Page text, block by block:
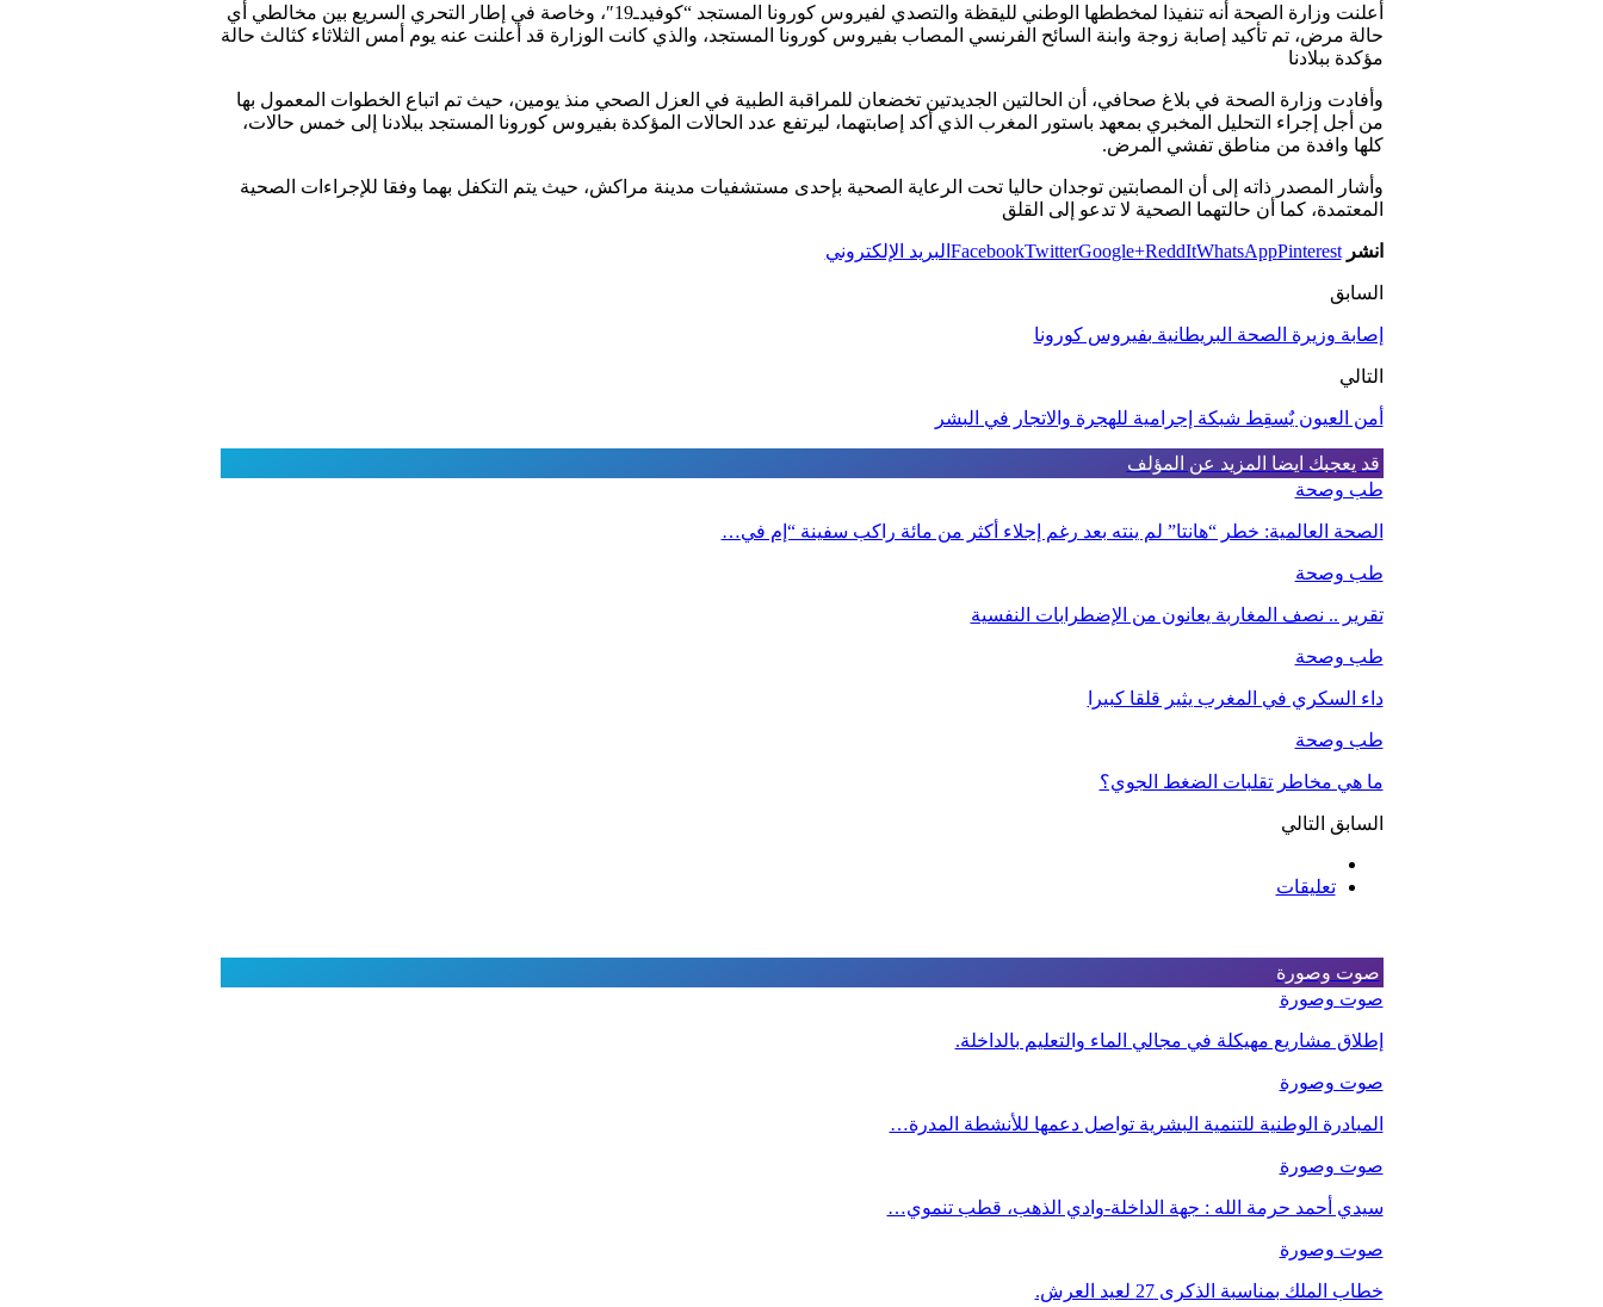
أعلنت وزارة الصحة أنه تنفيذا لمخططها الوطني لليقظة والتصدي لفيروس كورونا المستجد “كوفيدـ19″، وخاصة في إطار التحري السريع بين مخالطي أي
حالة مرض، تم تأكيد إصابة زوجة وابنة السائح الفرنسي المصاب بفيروس كورونا المستجد، والذي كانت الوزارة قد أعلنت عنه يوم أمس الثلاثاء كثالث حالة
مؤكدة ببلادنا
وأفادت وزارة الصحة في بلاغ صحافي، أن الحالتين الجديدتين تخضعان للمراقبة الطبية في العزل الصحي منذ يومين، حيث تم اتباع الخطوات المعمول بها
من أجل إجراء التحليل المخبري بمعهد باستور المغرب الذي أكد إصابتهما، ليرتفع عدد الحالات المؤكدة بفيروس كورونا المستجد ببلادنا إلى خمس حالات،
كلها وافدة من مناطق تفشي المرض.
وأشار المصدر ذاته إلى أن المصابتين توجدان حاليا تحت الرعاية الصحية بإحدى مستشفيات مدينة مراكش، حيث يتم التكفل بهما وفقا للإجراءات الصحية
المعتمدة، كما أن حالتهما الصحية لا تدعو إلى القلق
انشر FacebookTwitterGoogle+ReddItWhatsAppPinterest البريد الإلكتروني
السابق
إصابة وزيرة الصحة البريطانية بفيروس كورونا
التالي
أمن العيون يٌسقِط شبكة إجرامية للهجرة والاتجار في البشر
قد يعجبك ايضا المزيد عن المؤلف
طب وصحة
الصحة العالمية: خطر “هانتا” لم ينته بعد رغم إجلاء أكثر من مائة راكب سفينة “إم في…
طب وصحة
تقرير .. نصف المغاربة يعانون من الإضطرابات النفسية
طب وصحة
داء السكري في المغرب يثير قلقا كبيرا
طب وصحة
ما هي مخاطر تقلبات الضغط الجوي؟
السابق التالي
تعليقات
صوت وصورة
صوت وصورة
إطلاق مشاريع مهيكلة في مجالي الماء والتعليم بالداخلة.
صوت وصورة
المبادرة الوطنية للتنمية البشرية تواصل دعمها للأنشطة المدرة…
صوت وصورة
سيدي أحمد حرمة الله : جهة الداخلة-وادي الذهب، قطب تنموي…
صوت وصورة
خطاب الملك بمناسبة الذكرى 27 لعيد العرش.